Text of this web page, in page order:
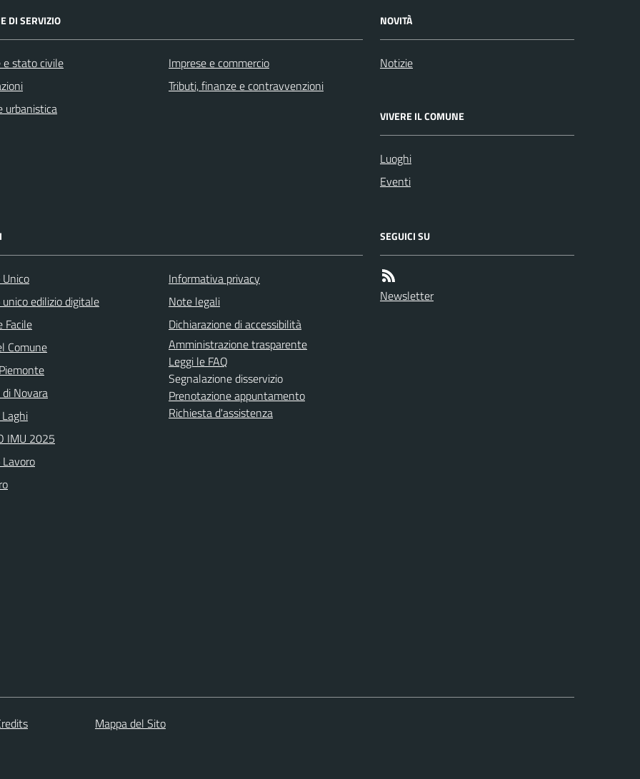
DI SERVIZIO
e stato civile
urbanistica
Imprese e commercio
Tributi, finanze e contravvenzioni
NOVITÀ
Notizie
VIVERE IL COMUNE
Luoghi
Eventi
edilizio digitale
Facile
Comune
Novara
IMU 2025
Informativa privacy
Note legali
Dichiarazione di accessibilità
Amministrazione trasparente
Leggi le FAQ
Segnalazione disservizio
Prenotazione appuntamento
Richiesta d'assistenza
SEGUICI SU
Newsletter
Mappa del Sito